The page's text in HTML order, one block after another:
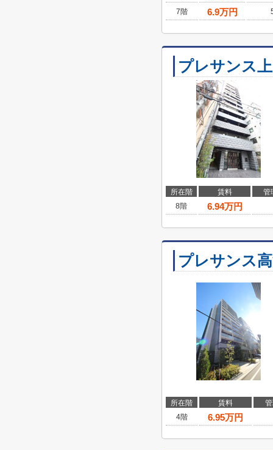
7階 6.9万円
プレサンス
所在階 賃料
管
8階
6.94万円
プレサンス
所在階 賃料
4階
6.95万円